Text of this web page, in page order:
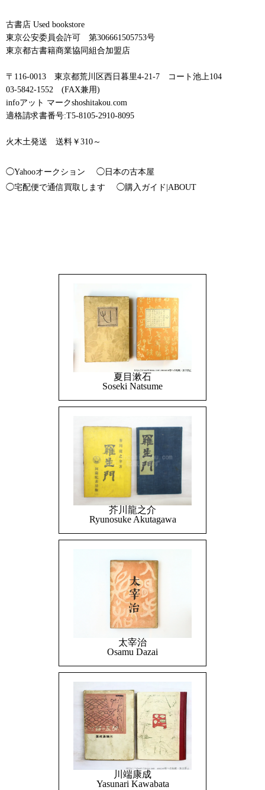
古書店 Used bookstore
東京公安委員会許可 第306661505753号
東京都古書籍商業協同組合加盟店
〒116-0013 東京都荒川区西日暮里4-21-7 コート池上104
03-5842-1552 (FAX兼用)
infoアット マークshoshitakou.com
適格請求書番号:T5-8105-2910-8095
火木土発送 送料￥310～
◯Yahooオークション
◯日本の古本屋
◯宅配便で通信買取します
◯購入ガイド|ABOUT
夏目漱石
Soseki Natsume
芥川龍之介
Ryunosuke Akutagawa
太宰治
Osamu Dazai
川端康成
Yasunari Kawabata